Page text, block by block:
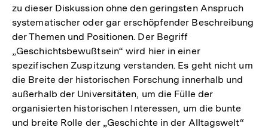
zu dieser Diskussion ohne den geringsten Anspruch
systematischer oder gar erschöpfender Beschreibung
der Themen und Positionen. Der Begriff
„Geschichtsbewußtsein“ wird hier in einer
spezifischen Zuspitzung verstanden. Es geht nicht um
die Breite der historischen Forschung innerhalb und
außerhalb der Universitäten, um die Fülle der
organisierten historischen Interessen, um die bunte
und breite Rolle der „Geschichte in der Alltagswelt“